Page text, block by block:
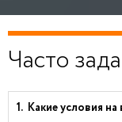
Часто
Какие условия